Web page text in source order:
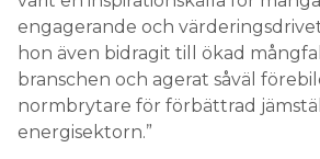
engagerande och
hon även bidragit till ökad
branschen och agerat såväl
normbrytare för förbättrad
energisektorn.”